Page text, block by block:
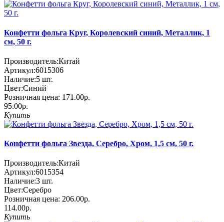
Конфетти фольга Круг, Королевский синий, Металлик, 1
см, 50 г.
Производитель:Китай
Артикул:6015306
Наличие:5 шт.
Цвет:Синий
Розничная цена: 171.00р.
95.00р.
Купить
Конфетти фольга Звезда, Серебро, Хром, 1,5 см, 50 г.
Производитель:Китай
Артикул:6015354
Наличие:3 шт.
Цвет:Серебро
Розничная цена: 206.00р.
114.00р.
Купить